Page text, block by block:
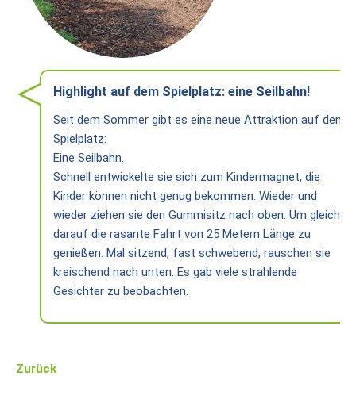
Preise
Buchen
Veranstaltungen
Termine
Initiativen
Referenten
Familien
Kinder
Akademie
Highlight auf dem Spielplatz: eine Seilbahn!
Seit dem Sommer gibt es eine neue Attraktion auf dem
Spielplatz:
Eine Seilbahn.
Schnell entwickelte sie sich zum Kindermagnet, die
Kinder können nicht genug bekommen. Wieder und
wieder ziehen sie den Gummisitz nach oben. Um gleich
darauf die rasante Fahrt von 25 Metern Länge zu
genießen. Mal sitzend, fast schwebend, rauschen sie
kreischend nach unten. Es gab viele strahlende
Gesichter zu beobachten.
Zurück